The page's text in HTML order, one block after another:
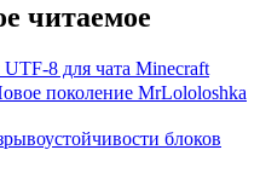
читаемое
8 для чата Minecraft
поколение MrLololoshka
блоков